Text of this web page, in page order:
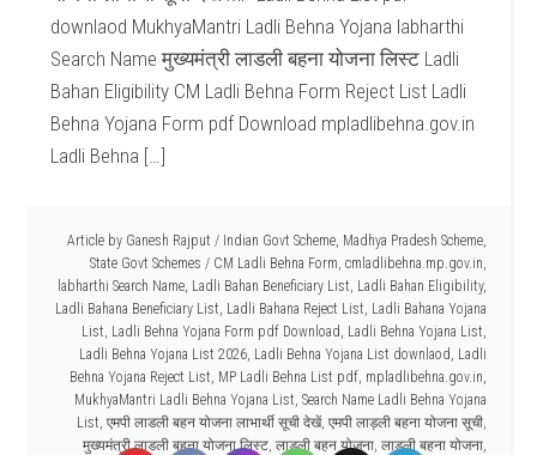
downlaod MukhyaMantri Ladli Behna Yojana labharthi
Search Name मुख्यमंत्री लाडली बहना योजना लिस्ट Ladli
Bahan Eligibility CM Ladli Behna Form Reject List Ladli
Behna Yojana Form pdf Download mpladlibehna.gov.in
Ladli Behna […]
Article by Ganesh Rajput / Indian Govt Scheme, Madhya Pradesh Scheme,
State Govt Schemes / CM Ladli Behna Form, cmladlibehna.mp.gov.in,
labharthi Search Name, Ladli Bahan Beneficiary List, Ladli Bahan Eligibility,
Ladli Bahana Beneficiary List, Ladli Bahana Reject List, Ladli Bahana Yojana
List, Ladli Behna Yojana Form pdf Download, Ladli Behna Yojana List,
Ladli Behna Yojana List 2026, Ladli Behna Yojana List downlaod, Ladli
Behna Yojana Reject List, MP Ladli Behna List pdf, mpladlibehna.gov.in,
MukhyaMantri Ladli Behna Yojana List, Search Name Ladli Behna Yojana
List, एमपी लाडली बहन योजना लाभार्थी सूची देखें, एमपी लाड़ली बहना योजना सूची,
मुख्यमंत्री लाडली बहना योजना लिस्ट, लाड़ली बहन योजना, लाड़ली बहना योजना,